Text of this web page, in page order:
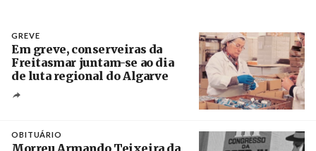
GREVE
Em greve, conserveiras da
Freitasmar juntam-se ao dia
de luta regional do Algarve
OBITUÁRIO
Morreu Armando Teixeira da